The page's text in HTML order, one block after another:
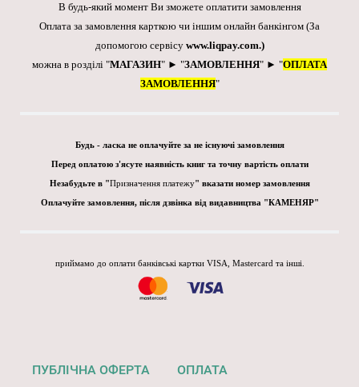
В будь-який момент Ви зможете оплатити замовлення
Оплата за замовлення карткою чи іншим онлайн банкінгом (За
допомогою сервісу www.liqpay.com.)
можна в розділі "МАГАЗИН" ► "ЗАМОВЛЕННЯ" ► "ОПЛАТА
ЗАМОВЛЕННЯ"
Будь - ласка не оплачуйте за не існуючі замовлення
Перед оплатою з'ясуте наявність книг та точну вартість оплати
Незабудьте в "Призначення платежу" вказати номер замовлення
Оплачуйте замовлення, після дзвінка від видавництва "КАМЕНЯР"
приймамо до оплати банківські картки VISA, Mastercard та інші.
ПУБЛІЧНА ОФЕРТА ОПЛАТА